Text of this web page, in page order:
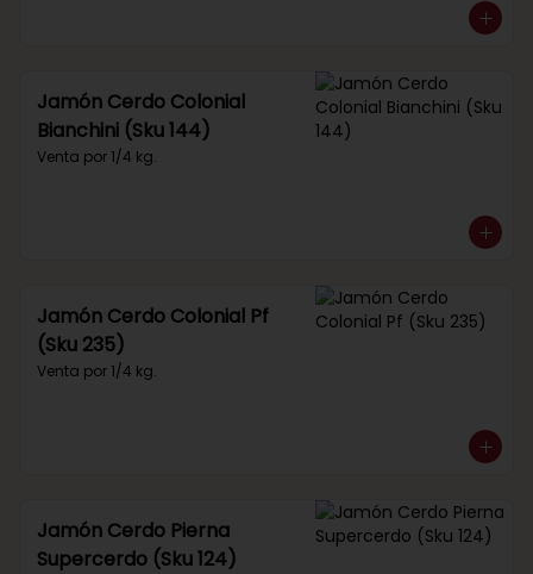
Jamón Cerdo Colonial
Bianchini (Sku 144)
Venta por 1/4 kg.
Jamón Cerdo Colonial Pf
(Sku 235)
Venta por 1/4 kg.
Jamón Cerdo Pierna
Supercerdo (Sku 124)